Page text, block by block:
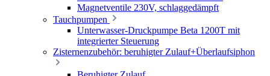
Magnetventile 230V, schlaggedämpft
Tauchpumpen
Unterwasser-Druckpumpe Beta 1200T mit
integrierter Steuerung
Zisternenzubehör: beruhigter Zulauf+Überlaufsiphon